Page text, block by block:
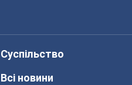
Суспільство
Всі новини